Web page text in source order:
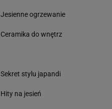
Jesienne ogrzewanie
Ceramika do wnętrz
Sekret stylu japandi
Hity na jesień